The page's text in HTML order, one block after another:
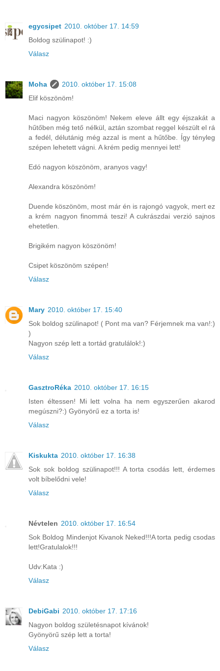
egycsipet 2010. október 17. 14:59
Boldog szülinapot! :)
Válasz
Moha
2010. október 17. 15:08
Elif köszönöm!
Maci nagyon köszönöm! Nekem eleve állt egy éjszakát a
hűtőben még tető nélkül, aztán szombat reggel készült el rá
a fedél, délutánig még azzal is ment a hűtőbe. Így tényleg
szépen lehetett vágni. A krém pedig mennyei lett!
Edó nagyon köszönöm, aranyos vagy!
Alexandra köszönöm!
Duende köszönöm, most már én is rajongó vagyok, mert ez
a krém nagyon finommá teszi! A cukrászdai verzió sajnos
ehetetlen.
Brigikém nagyon köszönöm!
Csipet köszönöm szépen!
Válasz
Mary 2010. október 17. 15:40
Sok boldog szülinapot! ( Pont ma van? Férjemnek ma van!:)
)
Nagyon szép lett a tortád gratulálok!:)
Válasz
GasztroRéka 2010. október 17. 16:15
Isten éltessen! Mi lett volna ha nem egyszerűen akarod
megúszni?:) Gyönyörű ez a torta is!
Válasz
Kiskukta 2010. október 17. 16:38
Sok sok boldog szülinapot!!! A torta csodás lett, érdemes
volt bíbelődni vele!
Válasz
Névtelen 2010. október 17. 16:54
Sok Boldog Mindenjot Kivanok Neked!!!A torta pedig csodas
lett!Gratulalok!!!
Udv:Kata :)
Válasz
DebiGabi 2010. október 17. 17:16
Nagyon boldog születésnapot kívánok!
Gyönyörű szép lett a torta!
Válasz